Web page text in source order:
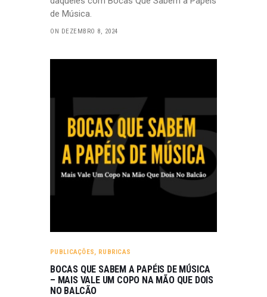
de Música.
ON DEZEMBRO 8, 2024
PUBLICAÇÕES, RUBRICAS
BOCAS QUE SABEM A PAPÉIS DE MÚSICA
– MAIS VALE UM COPO NA MÃO QUE DOIS
NO BALCÃO